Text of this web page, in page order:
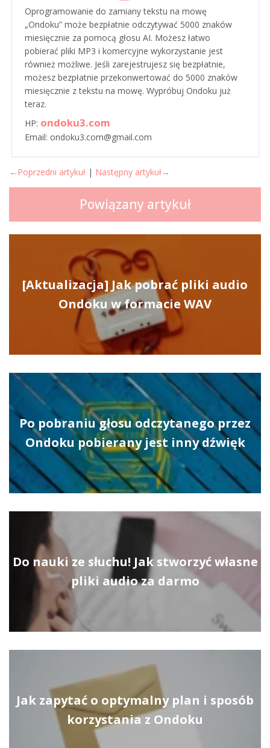
Oprogramowanie do zamiany tekstu na mowę
„Ondoku” może bezpłatnie odczytywać 5000 znaków
miesięcznie za pomocą głosu AI. Możesz łatwo
pobierać pliki MP3 i komercyjne wykorzystanie jest
również możliwe. Jeśli zarejestrujesz się bezpłatnie,
możesz bezpłatnie przekonwertować do 5000 znaków
miesięcznie z tekstu na mowę. Wypróbuj Ondoku już
teraz.
HP: ondoku3.com
Email: ondoku3.com@gmail.com
←Poprzedni artykuł | Następny artykuł→
Powiązany artykuł
[Aktualizacja] Jak pobrać pliki audio
Ondoku w formacie WAV
Po pobraniu głosu odczytanego przez
Ondoku pobierany jest inny dźwięk
Do nauki ze słuchu! Jak stworzyć własne
pliki audio za darmo
Jak zapytać o optymalny plan i sposób
korzystania z Ondoku